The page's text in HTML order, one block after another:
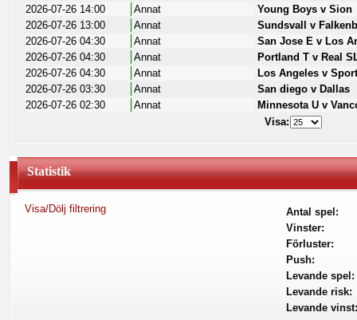
2026-07-26 14:00
Annat
Young Boys v Sion
2026-07-26 13:00
Annat
Sundsvall v
2026-07-26 04:30
Annat
San Jose E v Los
2026-07-26 04:30
Annat
Portland T v Real
2026-07-26 04:30
Annat
Los Angeles v
2026-07-26 03:30
Annat
San diego v Dallas
2026-07-26 02:30
Annat
Minnesota U v
Visa:
Statistik
Visa/Dölj filtrering
Antal spel:
Vinster:
Förluster:
Push:
Levande spel:
Levande risk:
Levande